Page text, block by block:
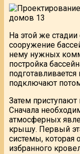
На этой же стадии
сооружение
нему нужных
постройка
подключают
Затем
Сначала
атмосферных
крышу. Первый
системы, которая
избранного